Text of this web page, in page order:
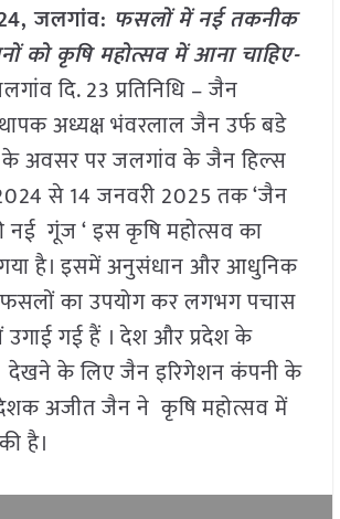
जलगांव: फसलों में नई तकनीक
को कृषि महोत्सव में आना चाहिए-
दि. 23 प्रतिनिधि – जैन
अध्यक्ष भंवरलाल जैन उर्फ बडे
अवसर पर जलगांव के जैन हिल्स
से 14 जनवरी 2025 तक ‘जैन
नई गूंज ‘ इस कृषि महोत्सव का
है। इसमें अनुसंधान और आधुनिक
का उपयोग कर लगभग पचास
उगाई गई हैं । देश और प्रदेश के
के लिए जैन इरिगेशन कंपनी के
अजीत जैन ने कृषि महोत्सव में
है।